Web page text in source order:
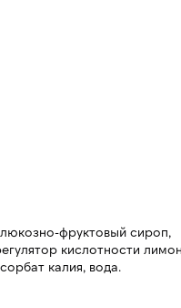
фруктовый сироп,
кислотности
калия, вода.